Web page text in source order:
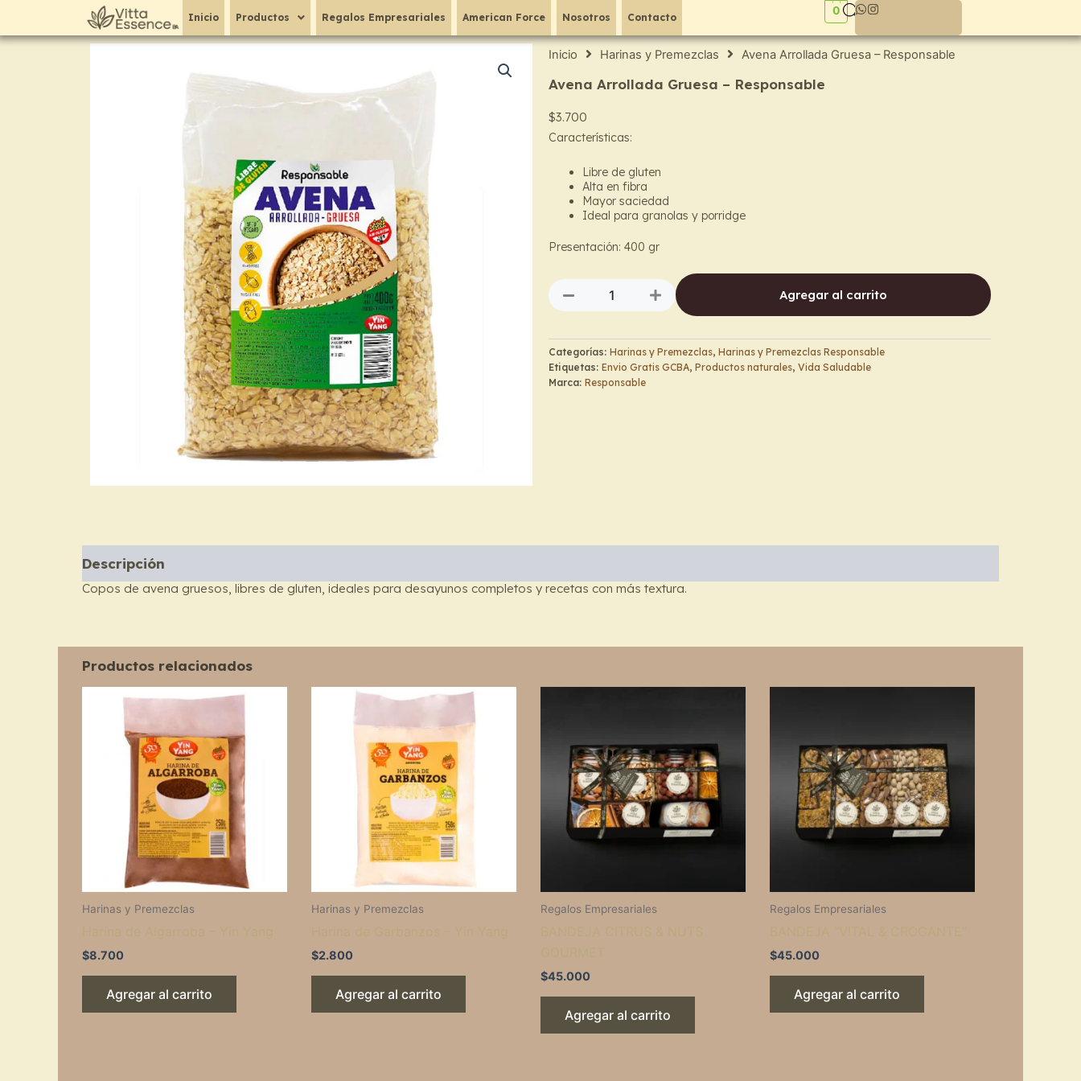
Inicio Productos Regalos Empresariales American Force Nosotros Contacto
0
Inicio Harinas y Premezclas Avena Arrollada Gruesa – Responsable
Avena Arrollada Gruesa – Responsable
$3.700
Características:
Libre de gluten
Alta en fibra
Mayor saciedad
Ideal para granolas y porridge
Presentación: 400 gr
Avena
Arrollada
Gruesa
Responsable
cantidad
Agregar al carrito
Categorías: Harinas y Premezclas, Harinas y Premezclas Responsable
Etiquetas: Envio Gratis GCBA, Productos naturales, Vida Saludable
Marca: Responsable
Descripción
Copos de avena gruesos, libres de gluten, ideales para desayunos completos y recetas con más textura.
Productos relacionados
Harinas y Premezclas
$8.700
Agregar al carrito
Harinas y Premezclas
$2.800
Agregar al carrito
Regalos Empresariales
$45.000
Agregar al carrito
Regalos Empresariales
$45.000
Agregar al carrito